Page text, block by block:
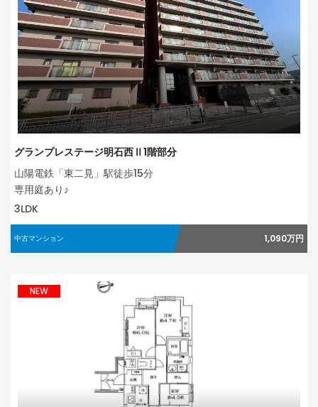
グランプレステージ明石西Ⅱ1階部分
山陽電鉄「東二見」駅徒歩15分
専用庭あり♪
3LDK
中古マンション 1,090万円
NEW